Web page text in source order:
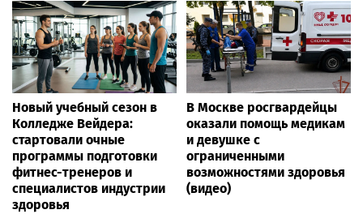
Новый учебный сезон в
Колледже Вейдера:
стартовали очные
программы подготовки
фитнес-тренеров и
специалистов индустрии
здоровья
В Москве росгвардейцы
оказали помощь медикам
и девушке с
ограниченными
возможностями здоровья
(видео)